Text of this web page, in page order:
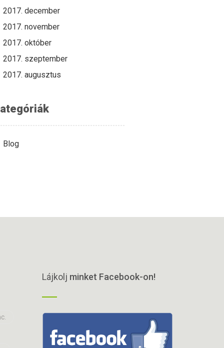
2017. december
2017. november
2017. október
2017. szeptember
2017. augusztus
Blog
Lájkolj minket Facebook-on!